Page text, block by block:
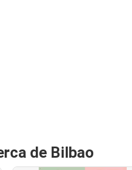
de Bilbao